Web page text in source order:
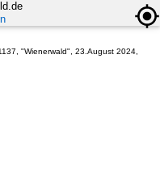
"Wienerwald", 23.August 2024,